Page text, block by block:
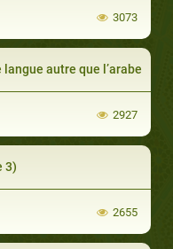
3073
langue autre que l’arabe
2927
3)
2655